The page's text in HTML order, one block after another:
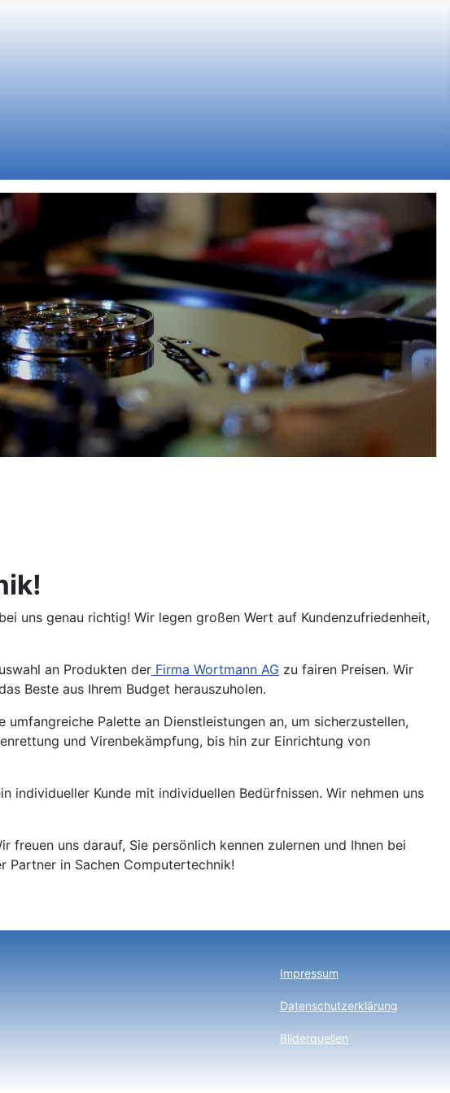
uns genau richtig! Wir legen großen Wert auf Kundenzufriedenheit,
an Produkten der Firma Wortmann AG zu fairen Preisen. Wir
Beste aus Ihrem Budget herauszuholen.
Palette an Dienstleistungen an, um sicherzustellen,
und Virenbekämpfung, bis hin zur Einrichtung von
individueller Kunde mit individuellen Bedürfnissen. Wir nehmen uns
freuen uns darauf, Sie persönlich kennen zulernen und Ihnen bei
Partner in Sachen Computertechnik!
Impressum
Datenschutzerklärung
Bilderquellen